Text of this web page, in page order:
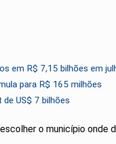
em R$ 7,15 bilhões em
para R$ 165 milhões
US$ 7 bilhões
o município